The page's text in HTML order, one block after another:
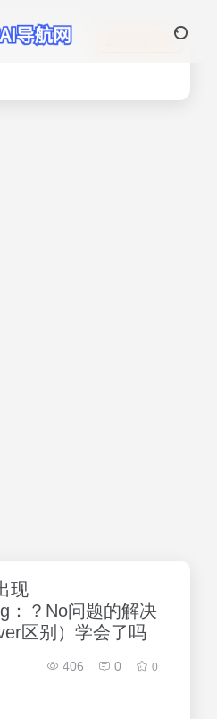
现
：？No问题的解决
区别）学会了吗
406 0 0